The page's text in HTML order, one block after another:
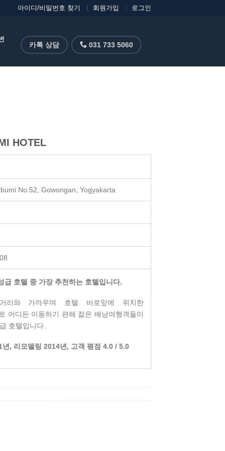
아이디/비밀번호 찾기 회원가입 로그인
카톡 상담 031 733 5060
HOTEL
No.52, Gowongan, Yogyakarta
급 호텔 중 가장 추천하는 호텔입니다.
리와 가까우며 호텔 바로앞에 위치한
어디든 이동하기 편해 젊은 배낭여행객들이
호텔입니다.
년, 리모델링 2014년, 고객 평점 4.0 / 5.0